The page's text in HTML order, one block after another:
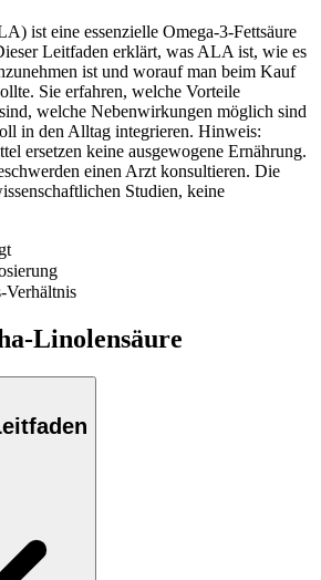
ist eine essenzielle Omega-3-Fettsäure
Leitfaden erklärt, was ALA ist, wie es
ist und worauf man beim Kauf
Sie erfahren, welche Vorteile
welche Nebenwirkungen möglich sind
in den Alltag integrieren. Hinweis:
ersetzen keine ausgewogene Ernährung.
einen Arzt konsultieren. Die
Studien, keine
Verhältnis
Linolensäure